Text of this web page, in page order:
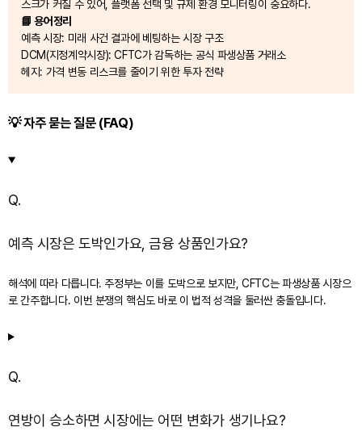
스크가 커질 수 있어, 플랫폼 선택 및 규제 환경 모니터링이 중요하다.
📘 용어정리
예측 시장: 미래 사건 결과에 베팅하는 시장 구조
DCM(지정계약시장): CFTC가 감독하는 공식 파생상품 거래소
헤지: 가격 변동 리스크를 줄이기 위한 투자 전략
💡 자주 묻는 질문 (FAQ)
Q.
예측 시장은 도박인가요, 금융 상품인가요?
해석에 따라 다릅니다. 주정부는 이를 도박으로 보지만, CFTC는 파생상품 시장으
로 간주합니다. 이번 분쟁의 핵심도 바로 이 법적 성격을 둘러싼 충돌입니다.
Q.
연방이 승소하면 시장에는 어떤 변화가 생기나요?